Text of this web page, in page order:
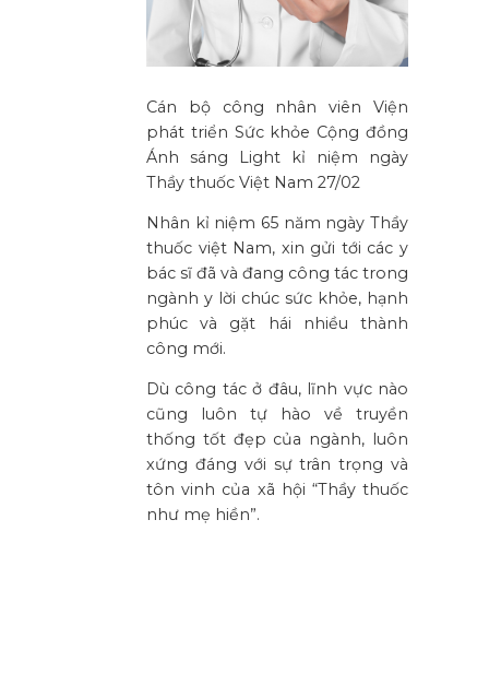
Cán bộ công nhân viên Viện
phát triển Sức khỏe Cộng đồng
Ánh sáng Light kỉ niệm ngày
Thầy thuốc Việt Nam 27/02
Nhân kỉ niệm 65 năm ngày Thầy
thuốc việt Nam, xin gửi tới các y
bác sĩ đã và đang công tác trong
ngành y lời chúc sức khỏe, hạnh
phúc và gặt hái nhiều thành
công mới.
Dù công tác ở đâu, lĩnh vực nào
cũng luôn tự hào về truyền
thống tốt đẹp của ngành, luôn
xứng đáng với sự trân trọng và
tôn vinh của xã hội “Thầy thuốc
như mẹ hiền”.